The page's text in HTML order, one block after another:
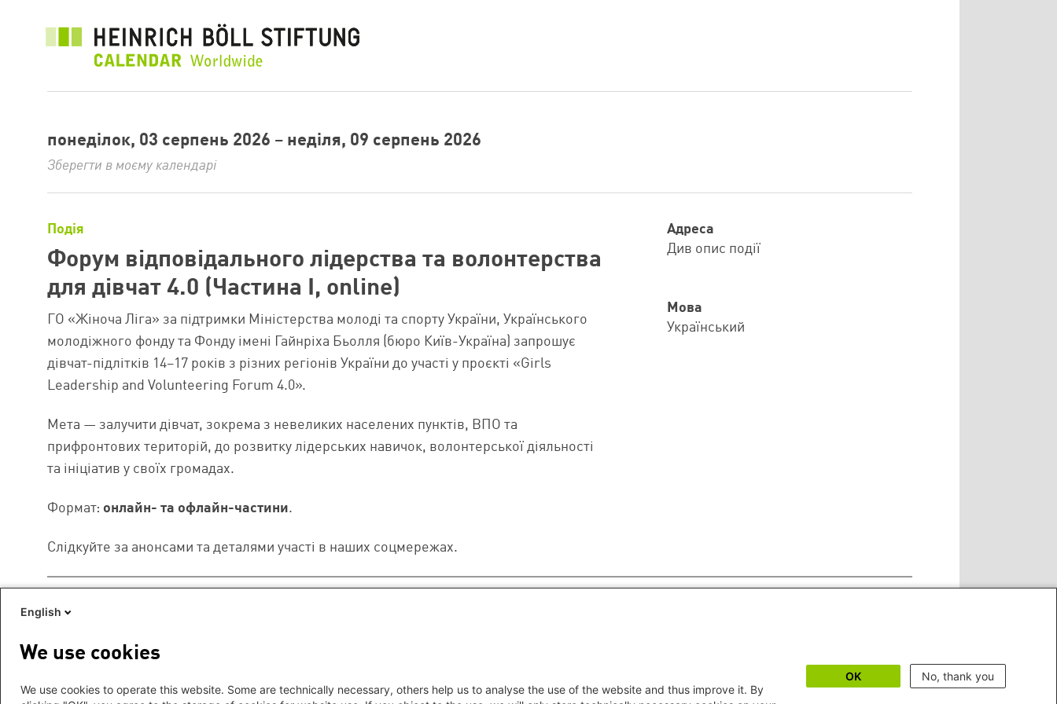
понеділок, 03 серпень 2026 – неділя, 09 серпень 2026
Зберегти в моєму календарі
Подія
Форум відповідального лідерства та волонтерства
для дівчат 4.0 (Частина І, online)
ГО «Жіноча Ліга» за підтримки Міністерства молоді та спорту України, Українського
молодіжного фонду та Фонду імені Гайнріха Бьолля (бюро Київ-Україна) запрошує
дівчат-підлітків 14–17 років з різних регіонів України до участі у проєкті «Girls
Leadership and Volunteering Forum 4.0».
Мета — залучити дівчат, зокрема з невеликих населених пунктів, ВПО та
прифронтових територій, до розвитку лідерських навичок, волонтерської діяльності
та ініціатив у своїх громадах.
Формат: онлайн- та офлайн-частини.
Слідкуйте за анонсами та деталями участі в наших соцмережах.
Адреса
Див опис події
Мова
Український
English
We use cookies
We use cookies to operate this website. Some are technically necessary, others help us to analyse the use of the website and thus improve it. By
OK No, thank you